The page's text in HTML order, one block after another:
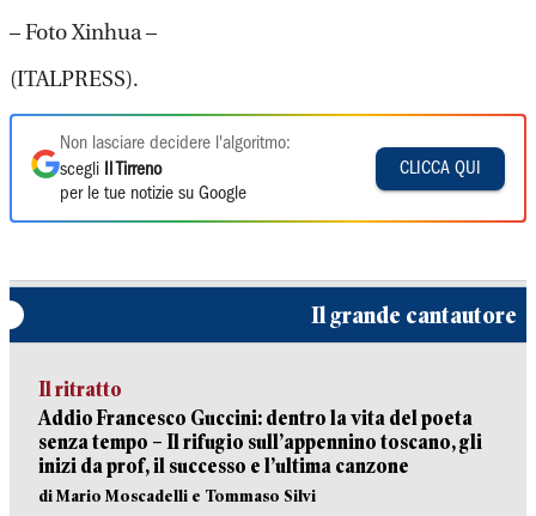
– Foto Xinhua –
(ITALPRESS).
Non lasciare decidere l'algoritmo:
scegli
Il Tirreno
per le tue notizie su Google
CLICCA QUI
Il grande cantautore
Il ritratto
Addio Francesco Guccini: dentro la vita del poeta
senza tempo – Il rifugio sull’appennino toscano, gli
inizi da prof, il successo e l’ultima canzone
di Mario Moscadelli e Tommaso Silvi